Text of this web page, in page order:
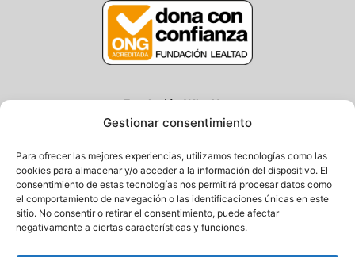
Gestionar consentimiento
Para ofrecer las mejores experiencias, utilizamos tecnologías como las
cookies para almacenar y/o acceder a la información del dispositivo. El
consentimiento de estas tecnologías nos permitirá procesar datos como
el comportamiento de navegación o las identificaciones únicas en este
sitio. No consentir o retirar el consentimiento, puede afectar
negativamente a ciertas características y funciones.
Fundación Why Not
Centro/Txoko: Particular de Ategorrieta 3, Gros
20013 Donostia – Gipuzkoa
Tel.: (+34) 943 058 694 / 627 014 791
Email: info@fundacionwhynot.org